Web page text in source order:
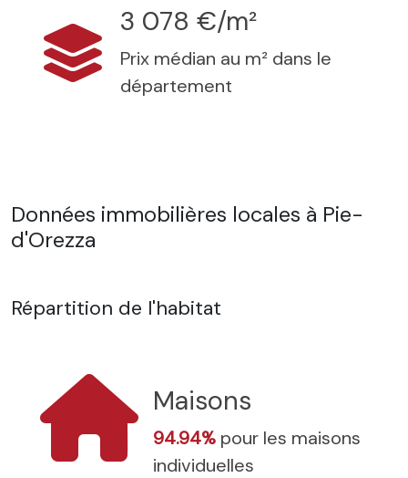
3 078 €/m²
Prix médian au m² dans le
département
Données immobilières locales à Pie-
d'Orezza
Répartition de l'habitat
Maisons
94.94% pour les maisons
individuelles